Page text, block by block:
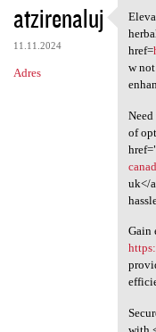
atzirenaluj
11.11.2024
Adres
href=
w
of
uk</
Gain